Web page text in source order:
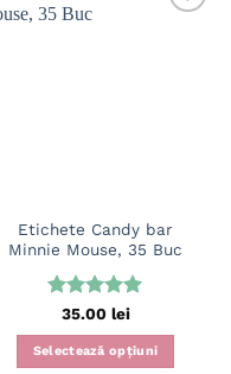
Etichete Candy bar
Minnie Mouse, 35 Buc
Evaluat la
5din 5
35.00 lei
Selectează opțiuni